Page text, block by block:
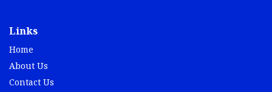
Links
Home
About Us
Contact Us